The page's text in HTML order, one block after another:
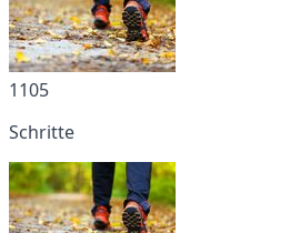
1105
Schritte